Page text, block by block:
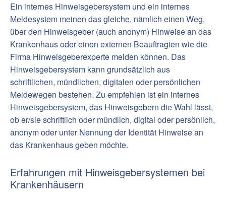
Ein internes Hinweisgebersystem und ein internes
Meldesystem meinen das gleiche, nämlich einen Weg,
über den Hinweisgeber (auch anonym) Hinweise an das
Krankenhaus oder einen externen Beauftragten wie die
Firma Hinweisgeberexperte melden können. Das
Hinweisgebersystem kann grundsätzlich aus
schriftlichen, mündlichen, digitalen oder persönlichen
Meldewegen bestehen. Zu empfehlen ist ein internes
Hinweisgebersystem, das Hinweisgebern die Wahl lässt,
ob er/sie schriftlich oder mündlich, digital oder persönlich,
anonym oder unter Nennung der Identität Hinweise an
das Krankenhaus geben möchte.
Erfahrungen mit Hinweisgebersystemen bei
Krankenhäusern